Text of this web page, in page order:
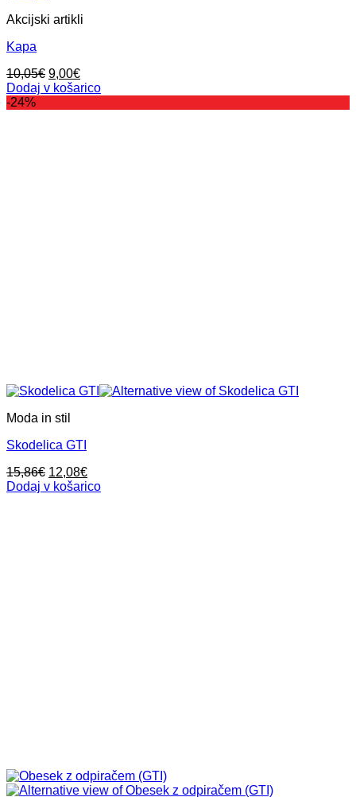
Akcijski artikli
Kapa
10,05€ Izvirna
cena
9,00€Trenutna
cena
Dodaj v košarico
-24%
Moda in stil
Skodelica GTI
15,86€ Izvirna
cena
12,08€Trenutna
cena
Dodaj v košarico